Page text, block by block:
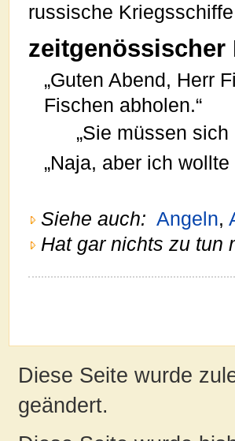
russische
zeitgenössischer
„Guten Abend, Herr
Fischen abholen.“
„Sie müssen
„Naja, aber ich
Siehe auch: Angeln,
Hat gar nichts zu tun
Diese Seite wurde
geändert.